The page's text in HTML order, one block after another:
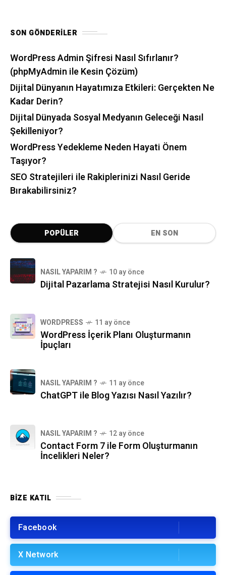
SON GÖNDERILER
WordPress Admin Şifresi Nasıl Sıfırlanır?
(phpMyAdmin ile Kesin Çözüm)
Dijital Dünyanın Hayatımıza Etkileri: Gerçekten Ne
Kadar Derin?
Dijital Dünyada Sosyal Medyanın Geleceği Nasıl
Şekilleniyor?
WordPress Yedekleme Neden Hayati Önem
Taşıyor?
SEO Stratejileri ile Rakiplerinizi Nasıl Geride
Bırakabilirsiniz?
POPÜLER EN SON
NASIL YAPARIM ? 10 ay önce
Dijital Pazarlama Stratejisi Nasıl Kurulur?
WORDPRESS 11 ay önce
WordPress İçerik Planı Oluşturmanın
İpuçları
NASIL YAPARIM ? 11 ay önce
ChatGPT ile Blog Yazısı Nasıl Yazılır?
NASIL YAPARIM ? 12 ay önce
Contact Form 7 ile Form Oluşturmanın
İncelikleri Neler?
BIZE KATIL
Facebook
X Network